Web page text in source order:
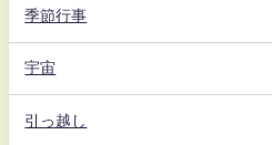
季節行事
宇宙
引っ越し